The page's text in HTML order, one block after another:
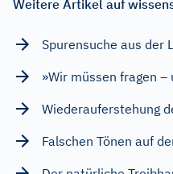
Weitere Artikel auf
Spurensuche aus der
»Wir müssen fragen –
Wiederauferstehung
Falschen Tönen auf